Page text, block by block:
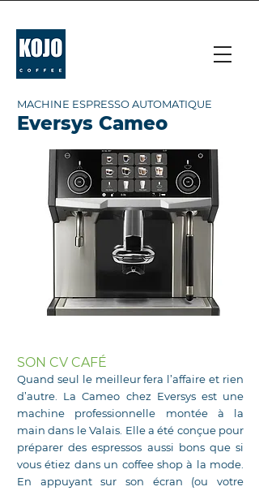
MACHINE ESPRESSO AUTOMATIQUE
Eversys Cameo
SON CV CAFÉ
Quand seul le meilleur fera l’affaire et rien
d’autre. La Cameo chez Eversys est une
machine professionnelle montée à la
main dans le Valais. Elle a été conçue pour
préparer des espressos aussi bons que si
vous étiez dans un coffee shop à la mode.
En appuyant sur son écran (ou votre